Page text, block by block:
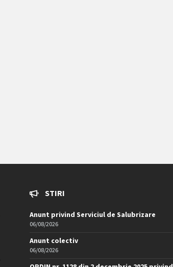
STIRI
Anunt privind Serviciul de Salubrizare
06/08/2026
Anunt colectiv
06/08/2026